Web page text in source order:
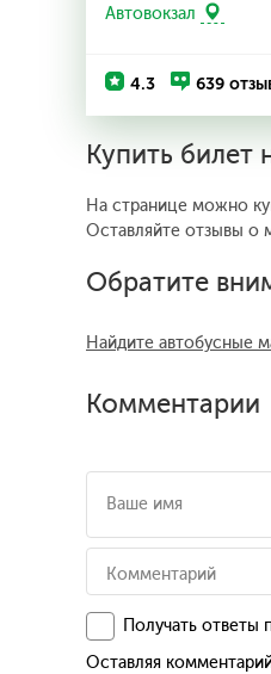
Автовокзал
4.3 639
Купить билет
На странице можно
Оставляйте отзывы о
Обратите
Найдите автобусные
Комментарии
Получать ответы
Оставляя